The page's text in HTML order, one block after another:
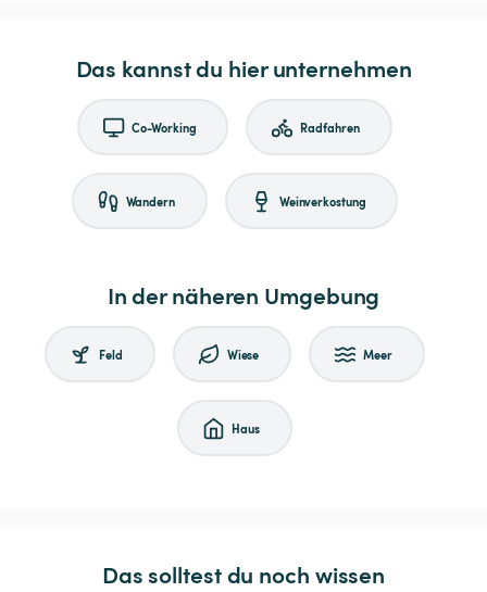
Das kannst du hier unternehmen
Co-Working Radfahren
Wandern Weinverkostung
In der näheren Umgebung
Feld Wiese Meer
Haus
Das solltest du noch wissen